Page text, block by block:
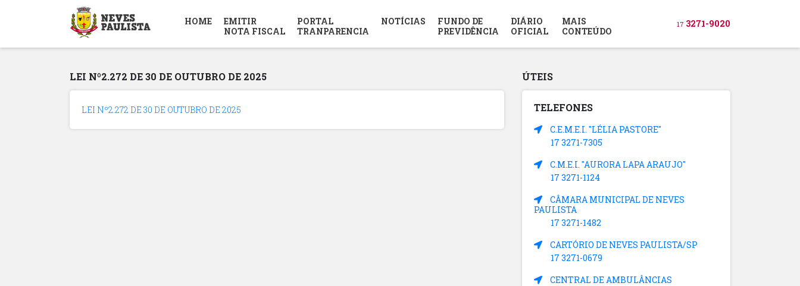
HOME
EMITIR
NOTA FISCAL
PORTAL
TRANPARENCIA
NOTÍCIAS
FUNDO DE
PREVIDÊNCIA
DIÁRIO
OFICIAL
MAIS
CONTEÚDO
17 3271-9020
LEI Nº2.272 DE 30 DE OUTUBRO DE 2025
LEI Nº2.272 DE 30 DE OUTUBRO DE 2025
ÚTEIS
TELEFONES
C.E.M.E.I. "LÉLIA PASTORE"
17 3271-7305
C.M.E.I. "AURORA LAPA ARAUJO"
17 3271-1124
CÂMARA MUNICIPAL DE NEVES
PAULISTA
17 3271-1482
CARTÓRIO DE NEVES PAULISTA/SP
17 3271-0679
CENTRAL DE AMBULÂNCIAS